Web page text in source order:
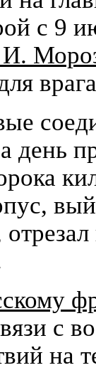
с 9
день
с
на